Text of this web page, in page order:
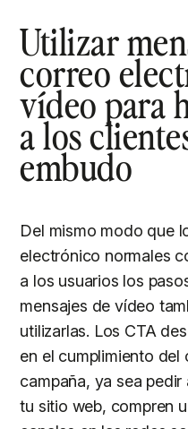
Utilizar
correo
vídeo para
a los
embudo
Del mismo modo que
electrónico normales
a los usuarios los
mensajes de vídeo
utilizarlas. Los CTA
en el cumplimiento del
campaña, ya sea
tu sitio web, compren